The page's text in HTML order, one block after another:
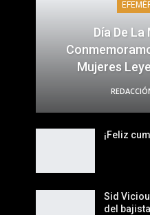
Día De La
Mujeres
¡Feliz
Sid
del